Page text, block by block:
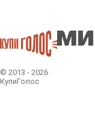
© 2013 - 2026
КупиГолос